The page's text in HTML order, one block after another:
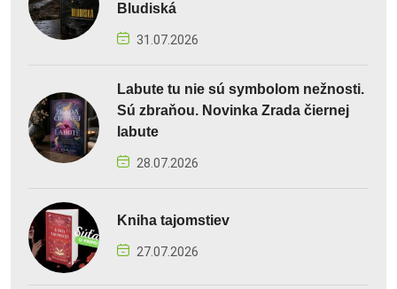
Bludiská
31.07.2026
Labute tu nie sú symbolom nežnosti.
Sú zbraňou. Novinka Zrada čiernej
labute
28.07.2026
Kniha tajomstiev
27.07.2026